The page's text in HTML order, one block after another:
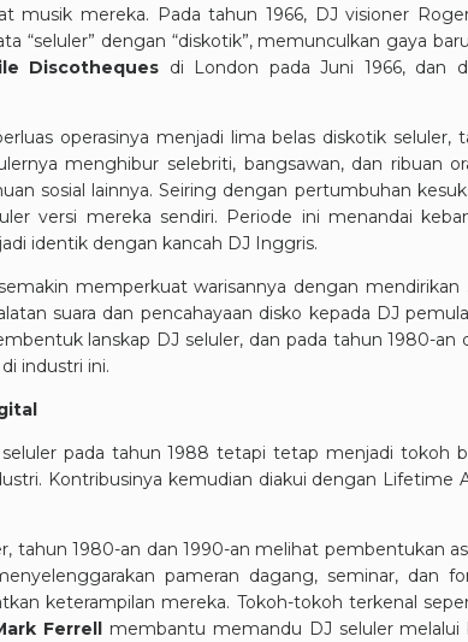
musik mereka. Pada tahun 1966, DJ visioner
“seluler” dengan “diskotik”, memunculkan gaya
Discotheques di London pada Juni 1966, dan
operasinya menjadi lima belas diskotik seluler,
menghibur selebriti, bangsawan, dan ribuan
sosial lainnya. Seiring dengan pertumbuhan
versi mereka sendiri. Periode ini menandai
identik dengan kancah DJ Inggris.
memperkuat warisannya dengan mendirikan
suara dan pencahayaan disko kepada DJ
lanskap DJ seluler, dan pada tahun 1980-an
industri ini.
pada tahun 1988 tetapi tetap menjadi tokoh
Kontribusinya kemudian diakui dengan Lifetime
tahun 1980-an dan 1990-an melihat pembentukan
pameran dagang, seminar, dan
keterampilan mereka. Tokoh-tokoh terkenal
Ferrell membantu memandu DJ seluler melalui